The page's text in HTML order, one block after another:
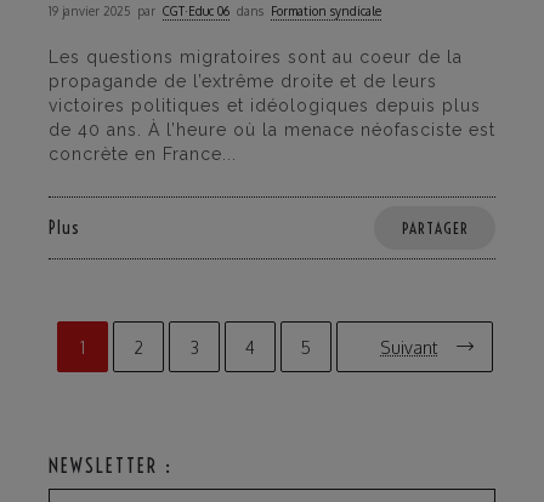
19 janvier 2025 par CGT·Educ 06 dans Formation syndicale
Les questions migratoires sont au coeur de la
propagande de l’extrême droite et de leurs
victoires politiques et idéologiques depuis plus
de 40 ans. À l’heure où la menace néofasciste est
concrète en France...
Plus PARTAGER
1 2 3 4 5 Suivant
NEWSLETTER :